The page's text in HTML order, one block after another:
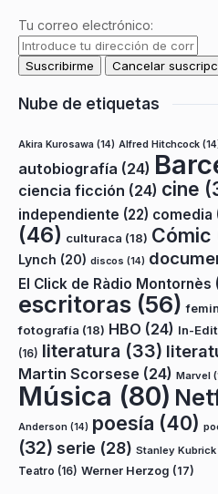
Tu correo electrónico:
Nube de etiquetas
Akira Kurosawa (14) Alfred Hitchcock
autobiografía (24)
ciencia ficción (24) cine
independiente (22) comedia
(46) culturaca (18) Cómic
Lynch (20) discos (14)
El Click de Ràdio Montornès
escritoras (56)
fotografía (18) HBO (24) In-Edit
(16) literatura (33)
Martin Scorsese (24) Marvel
Música (80)
Anderson (14) poesía (40)
(32) serie (28) Stanley Kubrick
Teatro (16) Werner Herzog (17)